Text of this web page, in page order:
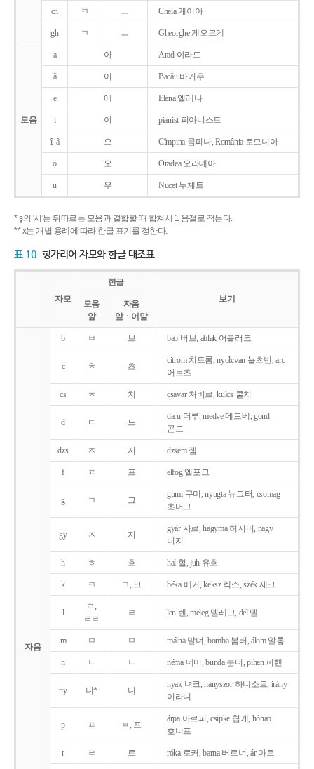
ch ㅋ ㅡ Cheia 케이아
gh ㄱ ㅡ Gheorghe 게오르게
모음
a 아 Arad 아라드
ǎ 어 Bacǎu 바커우
e 에 Elena 엘레나
i 이 pianist 피아니스트
î, â 으 Cîmpina 큼피나, România 로므니아
o 오 Oradea 오라데아
u 우 Nucet 누체트
* ş의 '시'는 뒤따르는 모음과 결합할 때 합쳐서 1 음절로 적는다.
** x는 개별 용례에 따라 한글 표기를 정한다.
표 10 헝가리어 자모와 한글 대조표
자모
한글
보기
모음
앞
자음
앞ㆍ어말
자음
b ㅂ 브 bab 버브, ablak 어블러크
c ㅊ 츠
citrom 치트롬, nyolcvan 뇰츠번, arc
어르츠
cs ㅊ 치 csavar 처버르, kulcs 쿨치
d ㄷ 드
daru 더루, medve 메드베, gond
곤드
dzs ㅈ 지 dzsem 젬
f ㅍ 프 elfog 엘포그
g ㄱ 그
gumi 구미, nyugta 뉴그터, csomag
초머그
gy ㅈ 지
gyár 자르, hagyma 허지머, nagy
너지
h ㅎ 흐 hal 헐, juh 유흐
k ㅋ ㄱ, 크 béka 베커, keksz 켁스, szék 세크
l
ㄹ,
ㄹㄹ
ㄹ len 렌, meleg 멜레그, dél 델
m ㅁ ㅁ málna 말너, bomba 봄버, álom 알롬
n ㄴ ㄴ néma 네머, bunda 분더, pihen 피헨
ny 니* 니
nyak 녀크, hányszor 하니소르, irány
이라니
p ㅍ ㅂ, 프
árpa 아르퍼, csipke 칩케, hónap
호너프
r ㄹ 르 róka 로커, barna 버르너, ár 아르